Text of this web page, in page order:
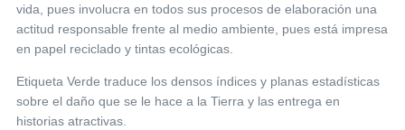
vida, pues involucra en todos sus procesos de elaboración una
actitud responsable frente al medio ambiente, pues está impresa
en papel reciclado y tintas ecológicas.
Etiqueta Verde traduce los densos índices y planas estadísticas
sobre el daño que se le hace a la Tierra y las entrega en
historias atractivas.